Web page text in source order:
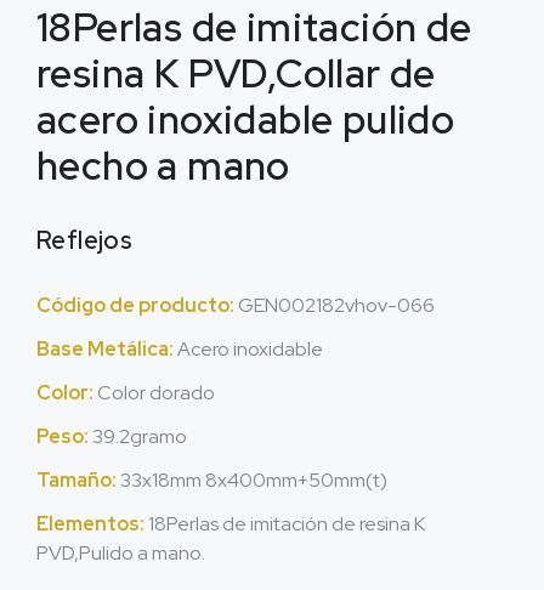
18Perlas de imitación de
resina K PVD,Collar de
acero inoxidable pulido
hecho a mano
Reflejos
Código de producto: GEN002182vhov-066
Base Metálica:Acero inoxidable
Color: Color dorado
Peso: 39.2gramo
Tamaño: 33x18mm 8x400mm+50mm(t)
Elementos: 18Perlas de imitación de resina K
PVD,Pulido a mano.